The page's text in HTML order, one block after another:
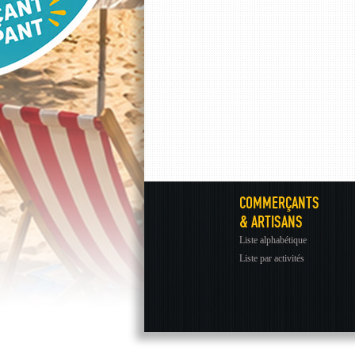
COMMERÇANTS
& ARTISANS
Liste alphabétique
Liste par activités